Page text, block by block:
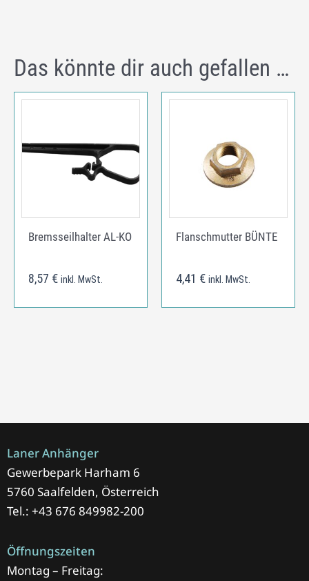
Das könnte dir auch gefallen …
Bremsseilhalter AL-KO
8,57 € inkl. MwSt.
Flanschmutter BÜNTE
4,41 € inkl. MwSt.
Laner Anhänger
Gewerbepark Harham 6
5760 Saalfelden, Österreich
Tel.: +43 676 849982-200
Öffnungszeiten
Montag – Freitag: